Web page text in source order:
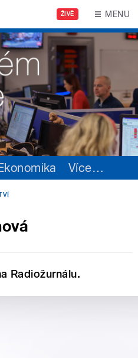
ŽIVĚ MENU
Více…
Radiožurnálu.